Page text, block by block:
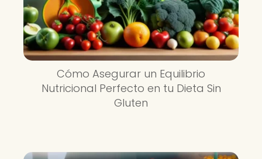
Cómo Asegurar un Equilibrio
Nutricional Perfecto en tu Dieta Sin
Gluten